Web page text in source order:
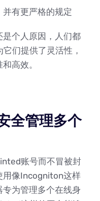
并有更严格的规定
个人原因，人们都
们提供了灵活性，
高效。
全管理多个
账号而不冒被封
用像Incogniton这样
为管理多个在线身